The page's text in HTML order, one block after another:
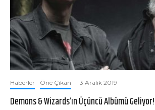
Haberler Öne Çıkan · 3 Aralık 2019
Demons & Wizards’ın Üçüncü Albümü Geliyor!